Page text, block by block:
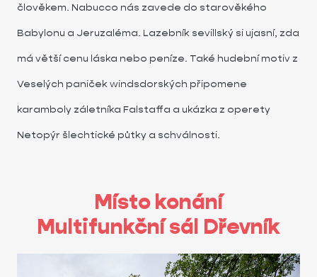
člověkem. Nabucco nás zavede do starověkého
Babylonu a Jeruzaléma. Lazebník sevillský si ujasní, zda
má větší cenu láska nebo peníze. Také hudební motiv z
Veselých paniček windsdorských připomene
karamboly záletníka Falstaffa a ukázka z operety
Netopýr šlechtické půtky a schválnosti.
Místo konání
Multifunkční sál Dřevník